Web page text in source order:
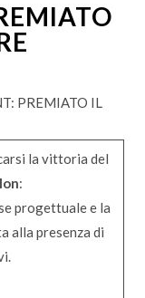
PREMIATO IL
la vittoria del
:
progettuale e la
alla presenza di